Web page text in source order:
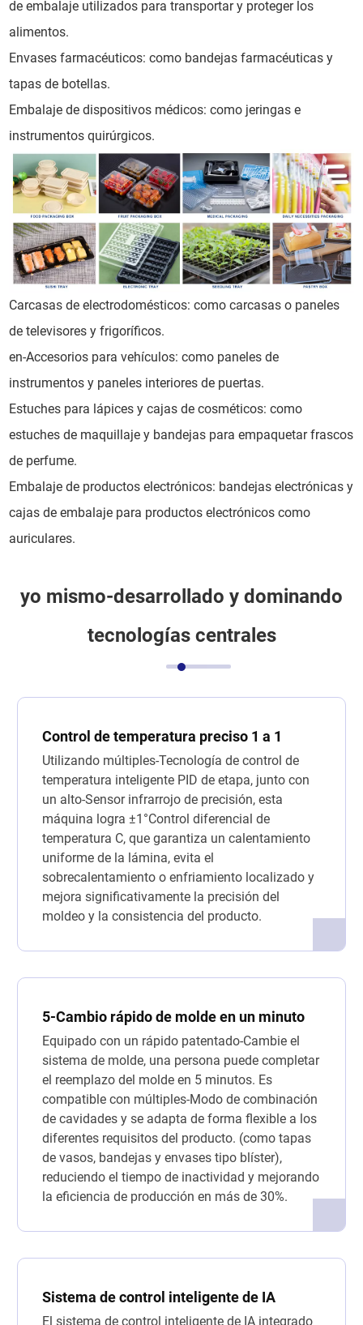
de embalaje utilizados para transportar y proteger los
alimentos.
Envases farmacéuticos: como bandejas farmacéuticas y
tapas de botellas.
Embalaje de dispositivos médicos: como jeringas e
instrumentos quirúrgicos.
Carcasas de electrodomésticos: como carcasas o paneles
de televisores y frigoríficos.
en-Accesorios para vehículos: como paneles de
instrumentos y paneles interiores de puertas.
Estuches para lápices y cajas de cosméticos: como
estuches de maquillaje y bandejas para empaquetar frascos
de perfume.
Embalaje de productos electrónicos: bandejas electrónicas y
cajas de embalaje para productos electrónicos como
auriculares.
yo mismo-desarrollado y dominando
tecnologías centrales
Control de temperatura preciso 1 a 1
Utilizando múltiples-Tecnología de control de
temperatura inteligente PID de etapa, junto con
un alto-Sensor infrarrojo de precisión, esta
máquina logra ±1°Control diferencial de
temperatura C, que garantiza un calentamiento
uniforme de la lámina, evita el
sobrecalentamiento o enfriamiento localizado y
mejora significativamente la precisión del
moldeo y la consistencia del producto.
5-Cambio rápido de molde en un minuto
Equipado con un rápido patentado-Cambie el
sistema de molde, una persona puede completar
el reemplazo del molde en 5 minutos. Es
compatible con múltiples-Modo de combinación
de cavidades y se adapta de forma flexible a los
diferentes requisitos del producto. (como tapas
de vasos, bandejas y envases tipo blíster),
reduciendo el tiempo de inactividad y mejorando
la eficiencia de producción en más de 30%.
Sistema de control inteligente de IA
El sistema de control inteligente de IA integrado